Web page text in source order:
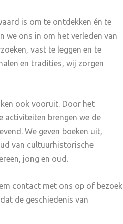
is om te ontdekken én te
we ons in om het verleden van
vast te leggen en te
en tradities, wij zorgen
ook vooruit. Door het
activiteiten brengen we de
We geven boeken uit,
van cultuurhistorische
jong en oud.
contact met ons op of bezoek
de geschiedenis van